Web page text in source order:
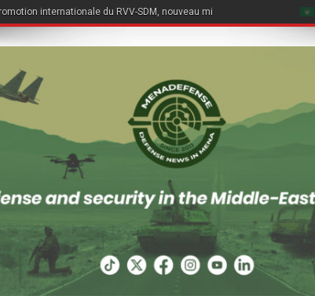
internationale du RVV-SDM, nouveau missile air-air du Su-57E